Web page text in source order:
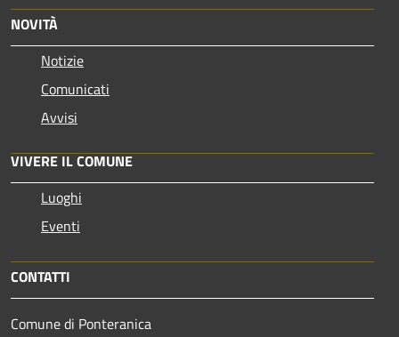
NOVITÀ
Notizie
Comunicati
Avvisi
VIVERE IL COMUNE
Luoghi
Eventi
CONTATTI
Comune di Ponteranica